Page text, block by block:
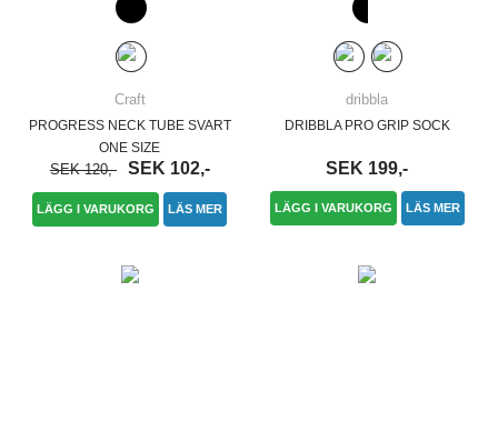
Craft
PROGRESS NECK TUBE SVART
ONE SIZE
SEK 120,- SEK 102,-
LÄGG I VARUKORG LÄS MER
dribbla
DRIBBLA PRO GRIP SOCK
SEK 199,-
LÄGG I VARUKORG LÄS MER